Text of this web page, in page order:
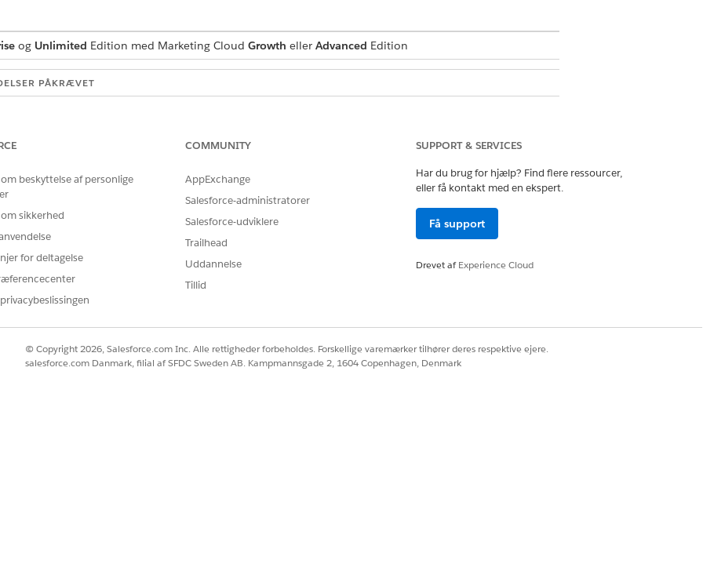
og Unlimited Edition med Marketing Cloud Growth eller Advanced Edition
PÅKRÆVET
Standardhandling
Marketing Cloud: Opsummer samtaler
meddelelsesskabeloner?
beskyttelse af personlige
sikkerhed
for deltagelse
COMMUNITY
AppExchange
Salesforce-administratorer
Salesforce-udviklere
Trailhead
Uddannelse
Tillid
SUPPORT & SERVICES
Har du brug for hjælp? Find flere ressourcer,
eller få kontakt med en ekspert.
Få support
Drevet afExperience Cloud
© Copyright 2026, Salesforce.com Inc. Alle rettigheder forbeholdes. Forskellige varemærker tilhører deres respektive ejere.
salesforce.com Danmark, filial af SFDC Sweden AB. Kampmannsgade 2, 1604 Copenhagen, Denmark